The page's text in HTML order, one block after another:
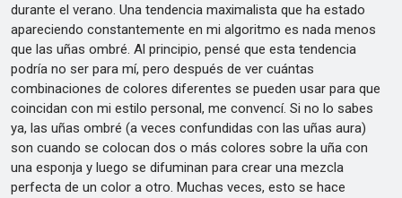
durante el verano. Una tendencia maximalista que ha estado
apareciendo constantemente en mi algoritmo es nada menos
que las uñas ombré. Al principio, pensé que esta tendencia
podría no ser para mí, pero después de ver cuántas
combinaciones de colores diferentes se pueden usar para que
coincidan con mi estilo personal, me convencí. Si no lo sabes
ya, las uñas ombré (a veces confundidas con las uñas aura)
son cuando se colocan dos o más colores sobre la uña con
una esponja y luego se difuminan para crear una mezcla
perfecta de un color a otro. Muchas veces, esto se hace